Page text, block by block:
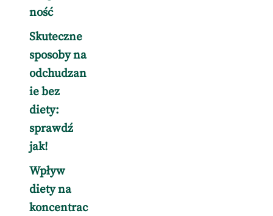
ność
Skuteczne
sposoby na
odchudzan
ie bez
diety:
sprawdź
jak!
Wpływ
diety na
koncentrac